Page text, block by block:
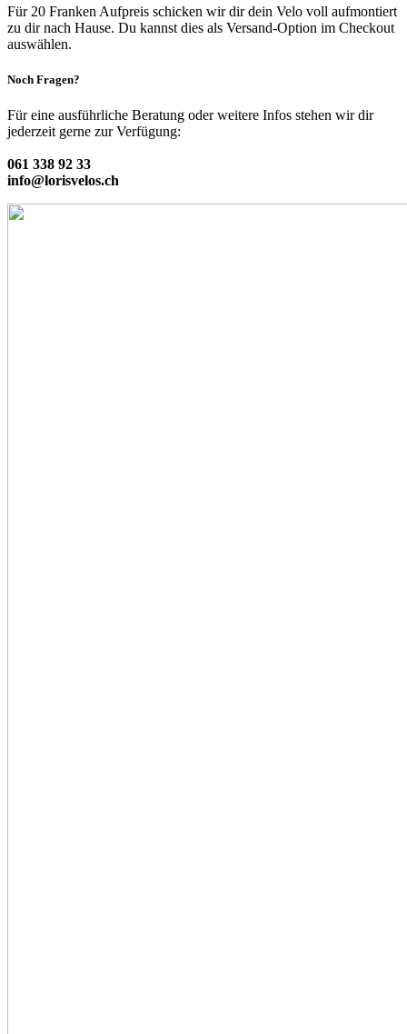
Für 20 Franken Aufpreis schicken wir dir dein Velo voll aufmontiert
zu dir nach Hause. Du kannst dies als Versand-Option im Checkout
auswählen.
Noch Fragen?
Für eine ausführliche Beratung oder weitere Infos stehen wir dir
jederzeit gerne zur Verfügung:
061 338 92 33
info@lorisvelos.ch